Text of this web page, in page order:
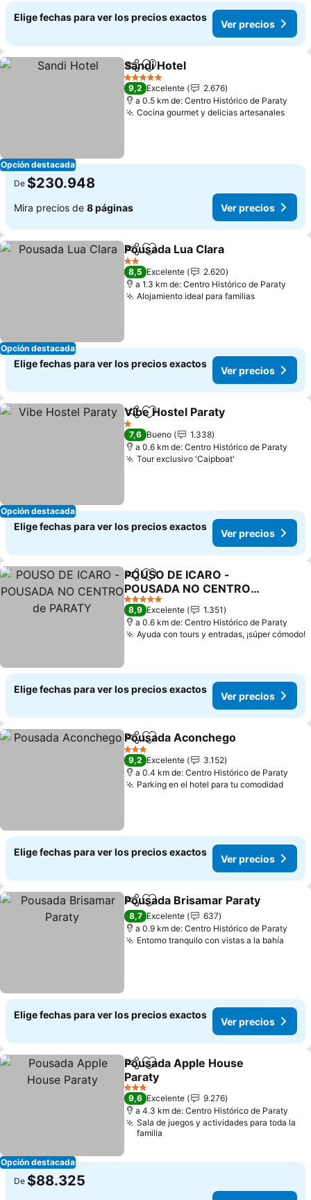
Elige fechas para ver los precios exactos
Ver precios
Opción destacada
CompartirAgregar a favoritos
Sandi Hotel
5 Estrellas
9,2 Excelente
2.676
a 0.5 km de: Centro Histórico de Paraty
Cocina gourmet y delicias artesanalesVer
De $230.948
Mira precios de 8 páginas Ver precios
Opción destacada
CompartirAgregar a favoritos
Pousada Lua Clara
2 Estrellas
8,5 Excelente
2.620
a 1.3 km de: Centro Histórico de Paraty
Alojamiento ideal para familiasVer
Elige fechas para ver los precios exactos
Ver precios
Opción destacada
CompartirAgregar a favoritos
Vibe Hostel Paraty
1 Estrellas
7,6 Bueno
1.338
a 0.6 km de: Centro Histórico de Paraty
Tour exclusivo 'Caipboat'
Elige fechas para ver los precios exactos
Ver precios
CompartirAgregar a favoritos
POUSO DE ICARO -
POUSADA NO CENTRO
de PARATY
Ver precios
5 Estrellas
8,9 Excelente
1.351
a 0.6 km de: Centro Histórico de Paraty
Ayuda con tours y entradas, ¡súper cómodo!
Elige fechas para ver los precios exactos
Ver precios
CompartirAgregar a favoritos
Pousada Aconchego
3 Estrellas
9,2 Excelente
3.152
a 0.4 km de: Centro Histórico de Paraty
Parking en el hotel para tu comodidadVer
Elige fechas para ver los precios exactos
Ver precios
CompartirAgregar a favoritos
Pousada Brisamar Paraty
8,7 Excelente
637
a 0.9 km de: Centro Histórico de Paraty
Entorno tranquilo con vistas a la bahía
Elige fechas para ver los precios exactos
Ver precios
Opción destacada
CompartirAgregar a favoritos
Pousada Apple House
Paraty
Ver precios
3 Estrellas
9,6 Excelente
9.276
a 4.3 km de: Centro Histórico de Paraty
Sala de juegos y actividades para toda la
familia
De $88.325